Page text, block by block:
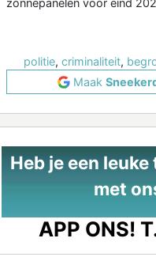
zonnepanelen voor eind
politie, criminaliteit,
Maak
Heb je een
met
APP ONS!